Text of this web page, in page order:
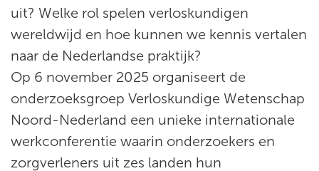
uit? Welke rol spelen verloskundigen
wereldwijd en hoe kunnen we kennis vertalen
naar de Nederlandse praktijk?
Op 6 november 2025 organiseert de
onderzoeksgroep Verloskundige Wetenschap
Noord-Nederland een unieke internationale
werkconferentie waarin onderzoekers en
zorgverleners uit zes landen hun